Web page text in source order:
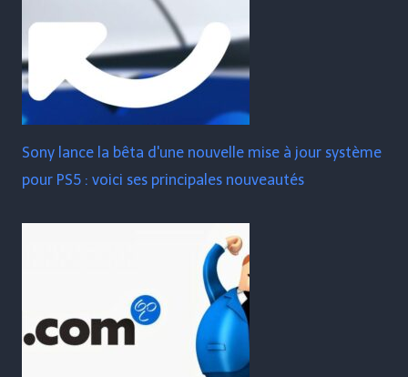
Sony lance la bêta d'une nouvelle mise à jour système
pour PS5 : voici ses principales nouveautés